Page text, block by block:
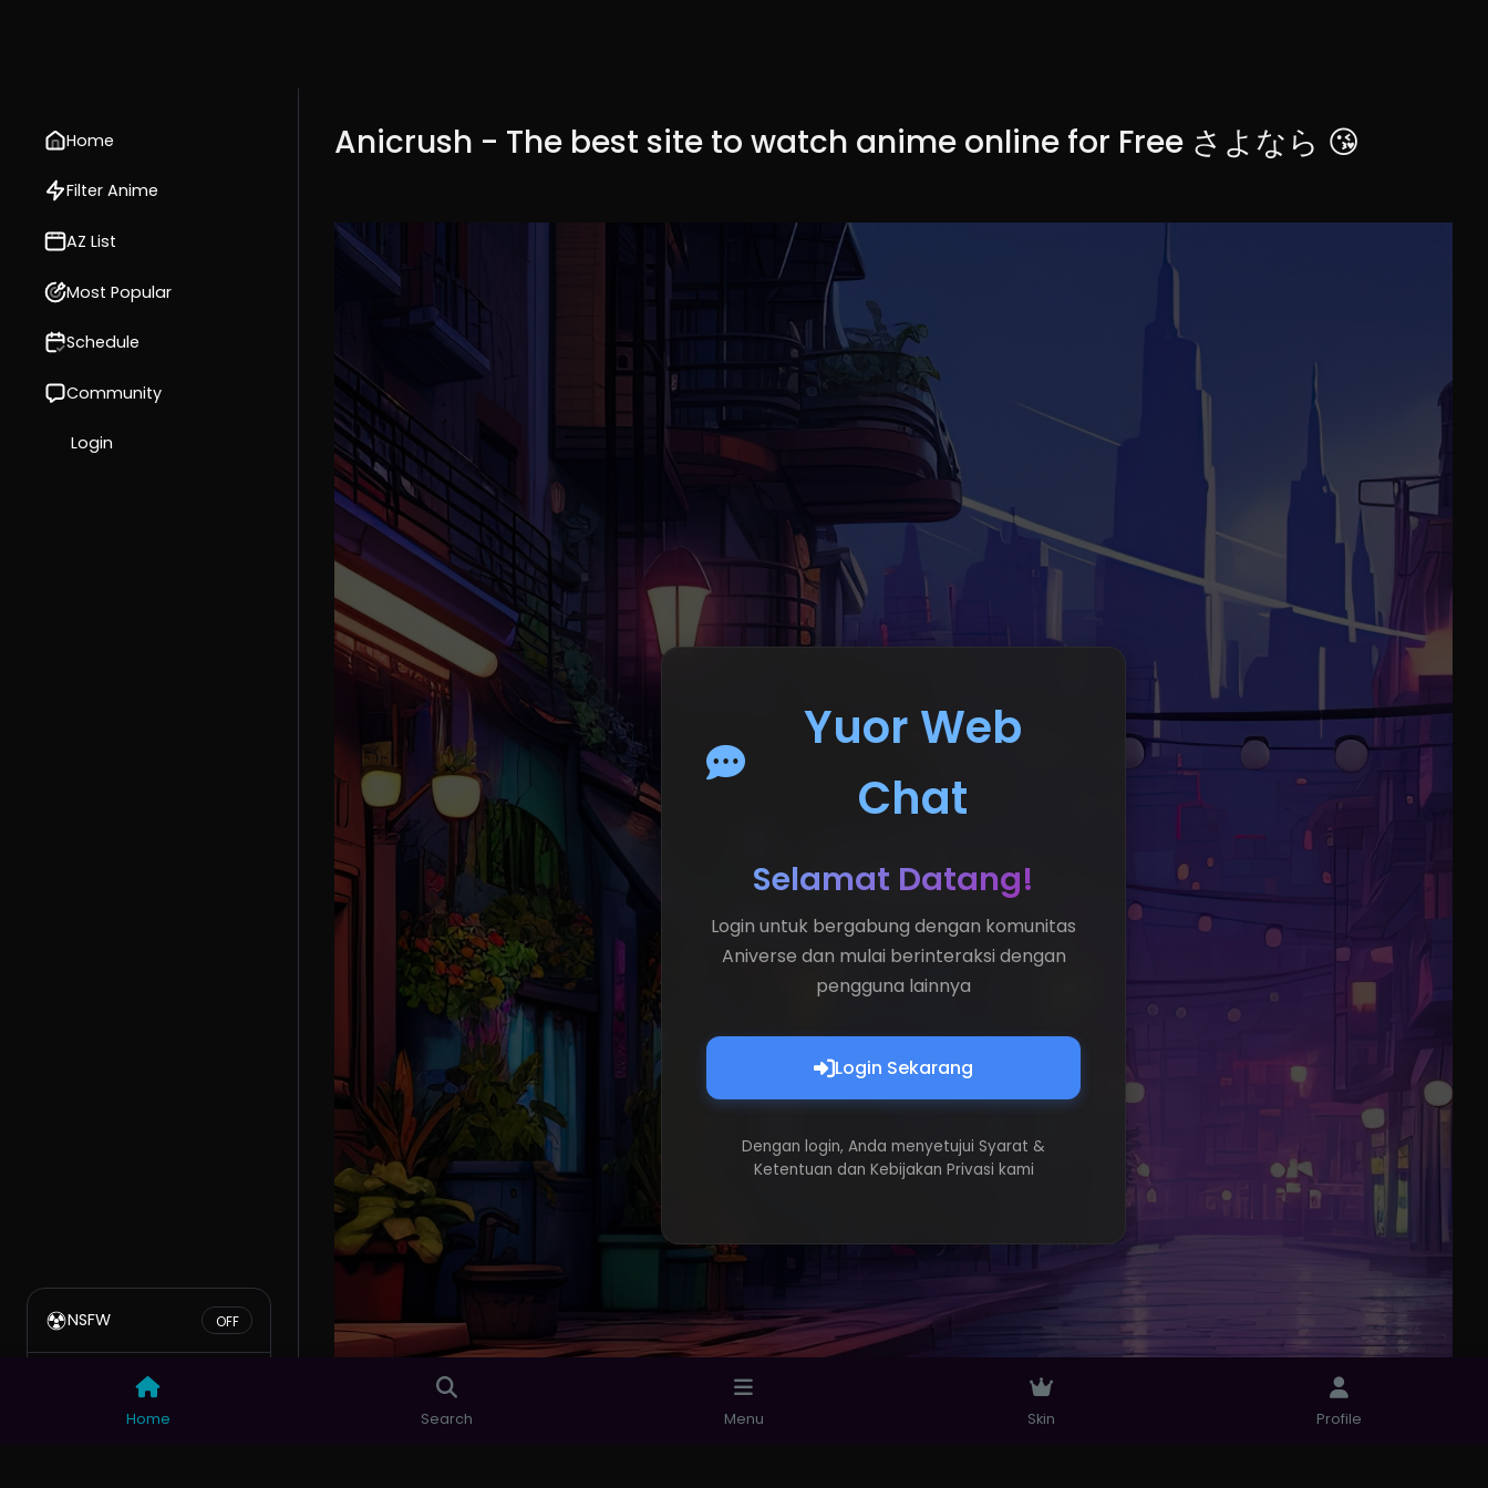
Home
Filter Anime
AZ List
Most Popular
Schedule
Community
Login
NSFW
Mode HD
Anicrush - The best site to watch anime online for Free さよなら 😘
Yuor Web
Chat
Selamat Datang!
Login untuk bergabung dengan komunitas
Aniverse dan mulai berinteraksi dengan
pengguna lainnya
Login Sekarang
Dengan login, Anda menyetujui Syarat &
Ketentuan dan Kebijakan Privasi kami
Home Search Menu Skin Profile